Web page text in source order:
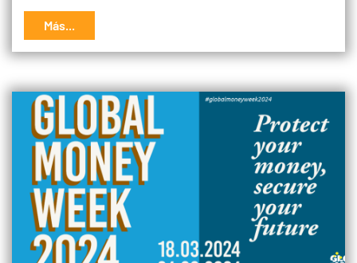
Más...